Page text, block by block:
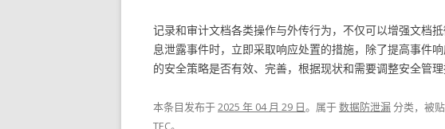
记录和审计文档各类操作与外传行为，不仅可以增强文档
息泄露事件时，立即采取响应处置的措施，除了提高事件
的安全策略是否有效、完善，根据现状和需要调整安全管理
本条目发布于2025 年 04 月 29 日。属于数据防泄漏分类，被
TEC。